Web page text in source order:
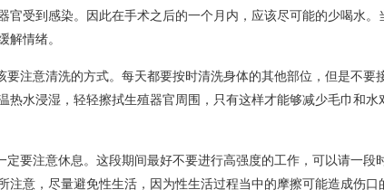
官受到感染。因此在手术之后的一个月内，应该尽可能的少喝水。
解情绪。
要注意清洗的方式。每天都要按时清洗身体的其他部位，但是不要
热水浸湿，轻轻擦拭生殖器官周围，只有这样才能够减少毛巾和水
定要注意休息。这段期间最好不要进行高强度的工作，可以请一段
注意，尽量避免性生活，因为性生活过程当中的摩擦可能造成伤口